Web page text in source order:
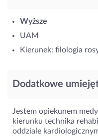
Wyższe
UAM
Kierunek: filologia
Dodatkowe
Jestem opiekunem
kierunku technika
oddziale